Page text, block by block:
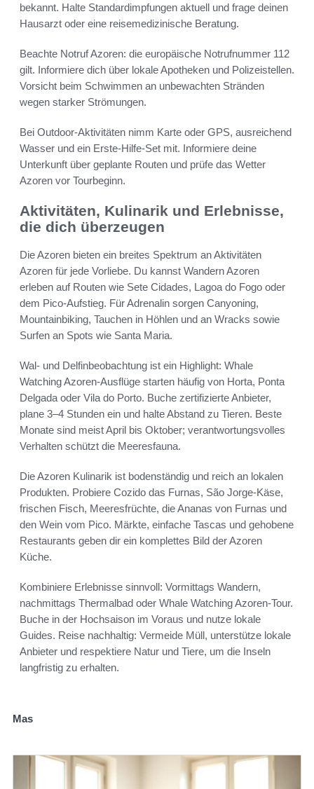
bekannt. Halte Standardimpfungen aktuell und frage deinen
Hausarzt oder eine reisemedizinische Beratung.
Beachte Notruf Azoren: die europäische Notrufnummer 112
gilt. Informiere dich über lokale Apotheken und Polizeistellen.
Vorsicht beim Schwimmen an unbewachten Stränden
wegen starker Strömungen.
Bei Outdoor-Aktivitäten nimm Karte oder GPS, ausreichend
Wasser und ein Erste-Hilfe-Set mit. Informiere deine
Unterkunft über geplante Routen und prüfe das Wetter
Azoren vor Tourbeginn.
Aktivitäten, Kulinarik und Erlebnisse,
die dich überzeugen
Die Azoren bieten ein breites Spektrum an Aktivitäten
Azoren für jede Vorliebe. Du kannst Wandern Azoren
erleben auf Routen wie Sete Cidades, Lagoa do Fogo oder
dem Pico-Aufstieg. Für Adrenalin sorgen Canyoning,
Mountainbiking, Tauchen in Höhlen und an Wracks sowie
Surfen an Spots wie Santa Maria.
Wal- und Delfinbeobachtung ist ein Highlight: Whale
Watching Azoren-Ausflüge starten häufig von Horta, Ponta
Delgada oder Vila do Porto. Buche zertifizierte Anbieter,
plane 3–4 Stunden ein und halte Abstand zu Tieren. Beste
Monate sind meist April bis Oktober; verantwortungsvolles
Verhalten schützt die Meeresfauna.
Die Azoren Kulinarik ist bodenständig und reich an lokalen
Produkten. Probiere Cozido das Furnas, São Jorge-Käse,
frischen Fisch, Meeresfrüchte, die Ananas von Furnas und
den Wein vom Pico. Märkte, einfache Tascas und gehobene
Restaurants geben dir ein komplettes Bild der Azoren
Küche.
Kombiniere Erlebnisse sinnvoll: Vormittags Wandern,
nachmittags Thermalbad oder Whale Watching Azoren-Tour.
Buche in der Hochsaison im Voraus und nutze lokale
Guides. Reise nachhaltig: Vermeide Müll, unterstütze lokale
Anbieter und respektiere Natur und Tiere, um die Inseln
langfristig zu erhalten.
Mas